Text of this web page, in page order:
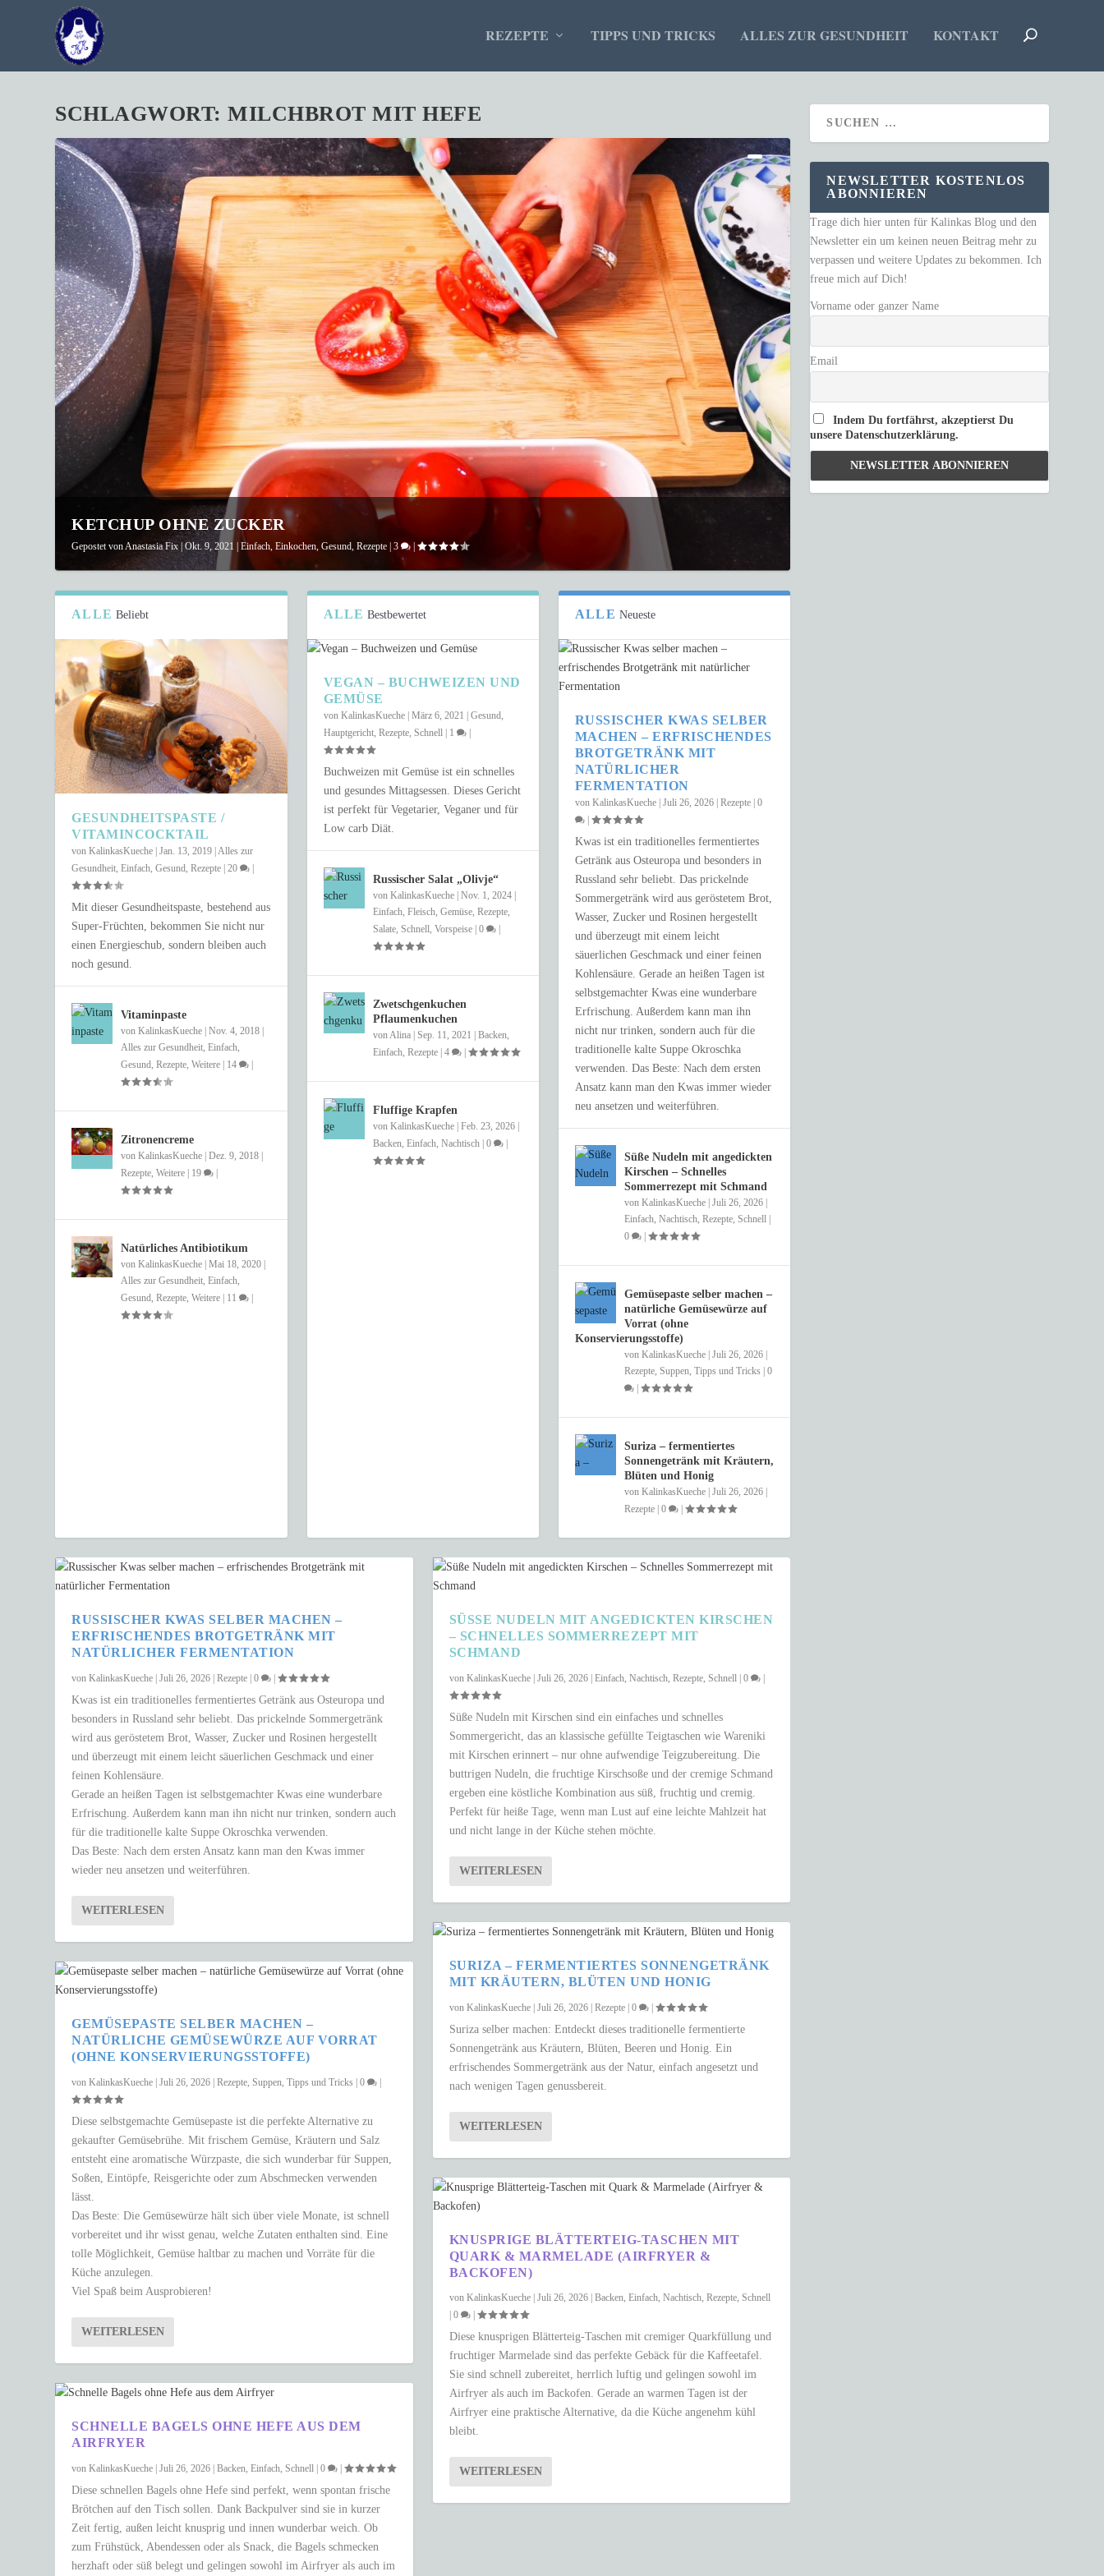
REZEPTE TIPPS UND TRICKS ALLES ZUR GESUNDHEIT KONTAKT
SCHLAGWORT:MILCHBROT MIT HEFE
KETCHUP OHNE ZUCKER
Gepostet von Anastasia Fix |Okt. 9, 2021 |Einfach ,Einkochen ,Gesund ,Rezepte |3 |
SCHNELLER COUSCOUS-SALAT IN NUR 15 MINUTEN
,Rezepte,Salate,Schnell|0 |
ALLE Beliebt
GESUNDHEITSPASTE /
VITAMINCOCKTAIL
vonKalinkasKueche |Jan. 13, 2019 | Alles zur
Gesundheit ,Einfach ,Gesund ,Rezepte |20 |
Mit dieser Gesundheitspaste, bestehend aus
Super-Früchten, bekommen Sie nicht nur
einen Energieschub, sondern bleiben auch
noch gesund.
Vitaminpaste
vonKalinkasKueche |Nov. 4, 2018 |
Alles zur Gesundheit ,Einfach
Gesund ,Rezepte ,Weitere | 14 |
Zitronencreme
vonKalinkasKueche |Dez. 9, 2018 |
Rezepte ,Weitere | 19 |
Natürliches Antibiotikum
vonKalinkasKueche |Mai 18, 2020 |
Alles zur Gesundheit ,Einfach
Gesund ,Rezepte ,Weitere | 11 |
ALLE Bestbewertet
VEGAN – BUCHWEIZEN UND
GEMÜSE
von KalinkasKueche| März 6, 2021 | Gesund
Hauptgericht, Rezepte, Schnell | 1 |
Buchweizen mit Gemüse ist ein schnelles
und gesundes Mittagsessen. Dieses Gericht
ist perfekt für Vegetarier, Veganer und für
Low carb Diät.
Russischer Salat „Olivje“
von KalinkasKueche| Nov. 1, 2024|
Einfach Fleisch Gemüse, Rezepte,
Salate, Schnell Vorspeise| 0 |
Zwetschgenkuchen
Pflaumenkuchen
von Alina| Sep. 11, 2021 | Backen
Einfach Rezepte| 4 |
Fluffige Krapfen
von KalinkasKueche| Feb. 23, 2026|
Backen Einfach Nachtisch | 0 |
ALLE Neueste
RUSSISCHER KWAS SELBER
MACHEN – ERFRISCHENDES
BROTGETRÄNK MIT
NATÜRLICHER
FERMENTATION
von KalinkasKueche| Juli 26, 2026| Rezepte| 0
|
Kwas ist ein traditionelles fermentiertes
Getränk aus Osteuropa und besonders in
Russland sehr beliebt. Das prickelnde
Sommergetränk wird aus geröstetem Brot,
Wasser, Zucker und Rosinen hergestellt
und überzeugt mit einem leicht
säuerlichen Geschmack und einer feinen
Kohlensäure. Gerade an heißen Tagen ist
selbstgemachter Kwas eine wunderbare
Erfrischung. Außerdem kann man ihn
nicht nur trinken, sondern auch für die
traditionelle kalte Suppe Okroschka
verwenden. Das Beste: Nach dem ersten
Ansatz kann man den Kwas immer wieder
neu ansetzen und weiterführen.
Süße Nudeln mit angedickten
Kirschen – Schnelles
Sommerrezept mit Schmand
von KalinkasKueche| Juli 26, 2026|
Einfach Nachtisch Rezepte, Schnell |
0
|
Gemüsepaste selber machen –
natürliche Gemüsewürze auf
Vorrat (ohne
Konservierungsstoffe)
von KalinkasKueche| Juli 26, 2026|
Rezepte, Suppen Tipps und Tricks | 0
|
Suriza – fermentiertes
Sonnengetränk mit Kräutern,
Blüten und Honig
von KalinkasKueche| Juli 26, 2026|
Rezepte| 0 |
RUSSISCHER KWAS SELBER MACHEN –
ERFRISCHENDES BROTGETRÄNK MIT
NATÜRLICHER FERMENTATION
vonKalinkasKueche |Juli 26, 2026 |Rezepte |0 |
Kwas ist ein traditionelles fermentiertes Getränk aus Osteuropa und
besonders in Russland sehr beliebt. Das prickelnde Sommergetränk
wird aus geröstetem Brot, Wasser, Zucker und Rosinen hergestellt
und überzeugt mit einem leicht säuerlichen Geschmack und einer
feinen Kohlensäure.
Gerade an heißen Tagen ist selbstgemachter Kwas eine wunderbare
Erfrischung. Außerdem kann man ihn nicht nur trinken, sondern auch
für die traditionelle kalte Suppe Okroschka verwenden.
Das Beste: Nach dem ersten Ansatz kann man den Kwas immer
wieder neu ansetzen und weiterführen.
WEITERLESEN
GEMÜSEPASTE SELBER MACHEN –
NATÜRLICHE GEMÜSEWÜRZE AUF VORRAT
(OHNE KONSERVIERUNGSSTOFFE)
vonKalinkasKueche |Juli 26, 2026 |Rezepte ,Suppen ,Tipps und Tricks |0 |
Diese selbstgemachte Gemüsepaste ist die perfekte Alternative zu
gekaufter Gemüsebrühe. Mit frischem Gemüse, Kräutern und Salz
entsteht eine aromatische Würzpaste, die sich wunderbar für Suppen,
Soßen, Eintöpfe, Reisgerichte oder zum Abschmecken verwenden
lässt.
Das Beste: Die Gemüsewürze hält sich über viele Monate, ist schnell
vorbereitet und ihr wisst genau, welche Zutaten enthalten sind. Eine
tolle Möglichkeit, Gemüse haltbar zu machen und Vorräte für die
Küche anzulegen.
Viel Spaß beim Ausprobieren!
WEITERLESEN
SCHNELLE BAGELS OHNE HEFE AUS DEM
AIRFRYER
vonKalinkasKueche |Juli 26, 2026 |Backen ,Einfach ,Schnell |0 |
Diese schnellen Bagels ohne Hefe sind perfekt, wenn spontan frische
Brötchen auf den Tisch sollen. Dank Backpulver sind sie in kurzer
Zeit fertig, außen leicht knusprig und innen wunderbar weich. Ob
zum Frühstück, Abendessen oder als Snack, die Bagels schmecken
herzhaft oder süß belegt und gelingen sowohl im Airfryer als auch im
SÜSSE NUDELN MIT ANGEDICKTEN KIRSCHEN –
SCHNELLES SOMMERREZEPT MIT S
CHMAND
von KalinkasKueche| Juli 26, 2026| Einfach Nachtisch Rezepte, Schnell | 0 |
Süße Nudeln mit Kirschen sind ein einfaches und schnelles
Sommergericht, das an klassische gefüllte Teigtaschen wie Wareniki
mit Kirschen erinnert – nur ohne aufwendige Teigzubereitung. Die
buttrigen Nudeln, die fruchtige Kirschsoße und der cremige Schmand
ergeben eine köstliche Kombination aus süß, fruchtig und cremig.
Perfekt für heiße Tage, wenn man Lust auf eine leichte Mahlzeit hat
und nicht lange in der Küche stehen möchte.
WEITERLESEN
SURIZA – FERMENTIERTES SONNENGETRÄNK
MIT KRÄUTERN, BLÜTEN UND HONIG
von KalinkasKueche| Juli 26, 2026| Rezepte| 0 |
Suriza selber machen: Entdeckt dieses traditionelle fermentierte
Sonnengetränk aus Kräutern, Blüten, Beeren und Honig. Ein
erfrischendes Sommergetränk aus der Natur, einfach angesetzt und
nach wenigen Tagen genussbereit.
WEITERLESEN
KNUSPRIGE BLÄTTERTEIG-TASCHEN MIT
QUARK & MARMELADE (AIRFRYER &
BACKOFEN)
von KalinkasKueche| Juli 26, 2026| Backen Einfach Nachtisch Rezepte, Schnell
| 0 |
Diese knusprigen Blätterteig-Taschen mit cremiger Quarkfüllung und
fruchtiger Marmelade sind das perfekte Gebäck für die Kaffeetafel.
Sie sind schnell zubereitet, herrlich luftig und gelingen sowohl im
Airfryer als auch im Backofen. Gerade an warmen Tagen ist der
Airfryer eine praktische Alternative, da die Küche angenehm kühl
bleibt.
WEITERLESEN
NEWSLETTER KOSTENLOS
ABONNIEREN
Trage dich hier unten für Kalinkas Blog und den
Newsletter ein um keinen neuen Beitrag mehr zu
verpassen und weitere Updates zu bekommen. Ich
freue mich auf Dich!
Vorname oder ganzer Name
Email
Indem Du fortfährst, akzeptierst Du
unsere Datenschutzerklärung.